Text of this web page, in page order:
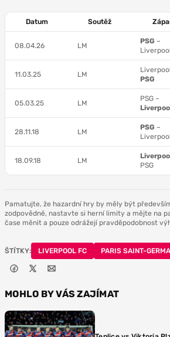
Datum Soutěž
08.04.26 LM
PSG –
Liverpool
11.03.25 LM
PSG
05.03.25 LM
PSG –
28.11.18 LM
PSG –
Liverpool
18.09.18 LM
PSG
Pamatujte, že hazardní hry by měly být
zodpovědně, nastavte si herní limity a mějte na
čase měnit a pouze odrážejí pravděpodobnost
ŠTÍTKY: LIVERPOOL FC PARIS SAINT-
MOHLO BY VÁS ZAJÍMAT